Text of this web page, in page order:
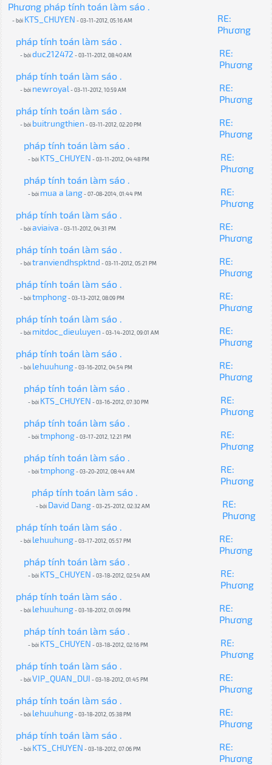
Phương pháp tính toán làm sáo .
- bởi KTS_CHUYEN - 03-11-2012, 05:16 AM
RE:
Phương
pháp tính toán làm sáo .
- bởiduc212472 - 03-11-2012, 08:40 AM
RE:
Phương
pháp tính toán làm sáo .
- bởi newroyal- 03-11-2012, 10:59 AM
RE:
Phương
pháp tính toán làm sáo .
- bởi buitrungthien - 03-11-2012, 02:20 PM
RE:
Phương
pháp tính toán làm sáo .
- bởi KTS_CHUYEN - 03-11-2012, 04:48 PM
RE:
Phương
pháp tính toán làm sáo .
- bởi mua a lang- 07-08-2014, 01:44 PM
RE:
Phương
pháp tính toán làm sáo .
- bởiaviaiva - 03-11-2012, 04:31 PM
RE:
Phương
pháp tính toán làm sáo .
- bởitranviendhspktnd - 03-11-2012, 05:21 PM
RE:
Phương
pháp tính toán làm sáo .
- bởitmphong- 03-13-2012, 08:09 PM
RE:
Phương
pháp tính toán làm sáo .
- bởi mitdoc_dieuluyen - 03-14-2012, 09:01 AM
RE:
Phương
pháp tính toán làm sáo .
- bởi lehuuhung- 03-16-2012, 04:54 PM
RE:
Phương
pháp tính toán làm sáo .
- bởi KTS_CHUYEN - 03-16-2012, 07:30 PM
RE:
Phương
pháp tính toán làm sáo .
- bởitmphong- 03-17-2012, 12:21 PM
RE:
Phương
pháp tính toán làm sáo .
- bởitmphong- 03-20-2012, 08:44 AM
RE:
Phương
pháp tính toán làm sáo .
- bởi David Dang- 03-25-2012, 02:32 AM
RE:
Phương
pháp tính toán làm sáo .
- bởi lehuuhung- 03-17-2012, 05:57 PM
RE:
Phương
pháp tính toán làm sáo .
- bởi KTS_CHUYEN - 03-18-2012, 02:54 AM
RE:
Phương
pháp tính toán làm sáo .
- bởi lehuuhung- 03-18-2012, 01:09 PM
RE:
Phương
pháp tính toán làm sáo .
- bởi KTS_CHUYEN - 03-18-2012, 02:16 PM
RE:
Phương
pháp tính toán làm sáo .
- bởiVIP_QUAN_DUI - 03-18-2012, 01:45 PM
RE:
Phương
pháp tính toán làm sáo .
- bởi lehuuhung- 03-18-2012, 05:38 PM
RE:
Phương
pháp tính toán làm sáo .
- bởi KTS_CHUYEN - 03-18-2012, 07:06 PM
RE:
Phương